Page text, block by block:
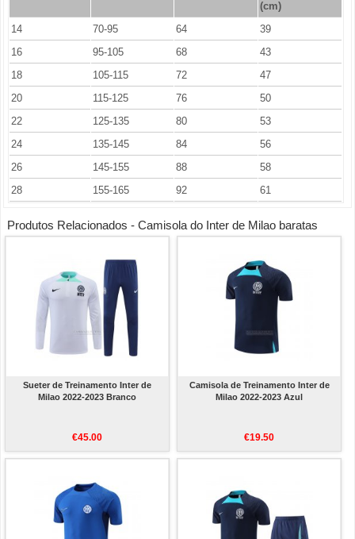
(cm)
14
70-95 64
39
16
95-105 68
43
18
105-115 72
47
20
115-125 76
50
22
125-135 80
53
24
135-145 84
56
26
145-155 88
58
28
155-165 92 61
Produtos Relacionados - Camisola do Inter de Milao baratas
Sueter de Treinamento Inter de
Milao 2022-2023 Branco
€45.00
Camisola de Treinamento Inter de
Milao 2022-2023 Azul
€19.50